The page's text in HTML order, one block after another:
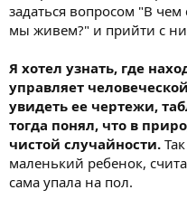
задаться вопросом "В
мы живем?" и прийти с
Я хотел узнать, где
управляет
увидеть ее чертежи,
тогда понял, что в
чистой случайности.
маленький ребенок,
сама упала на пол.